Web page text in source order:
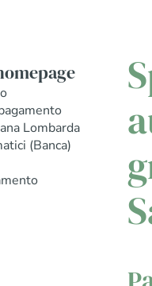
Lombarda
(Banca)